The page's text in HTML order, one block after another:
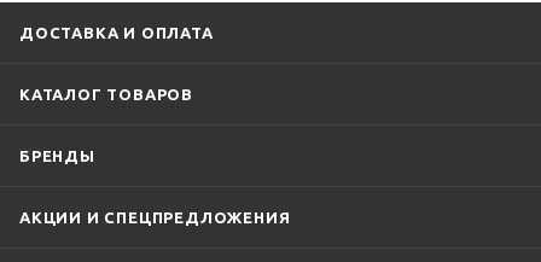
ДОСТАВКА И ОПЛАТА
КАТАЛОГ ТОВАРОВ
БРЕНДЫ
АКЦИИ И СПЕЦПРЕДЛОЖЕНИЯ